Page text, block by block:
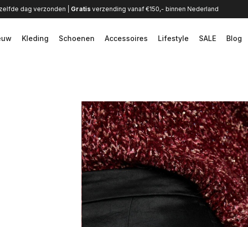
dag verzonden | Gratisverzending vanaf €150,- binnen Nederland
Kleding Schoenen Accessoires Lifestyle SALE Blog